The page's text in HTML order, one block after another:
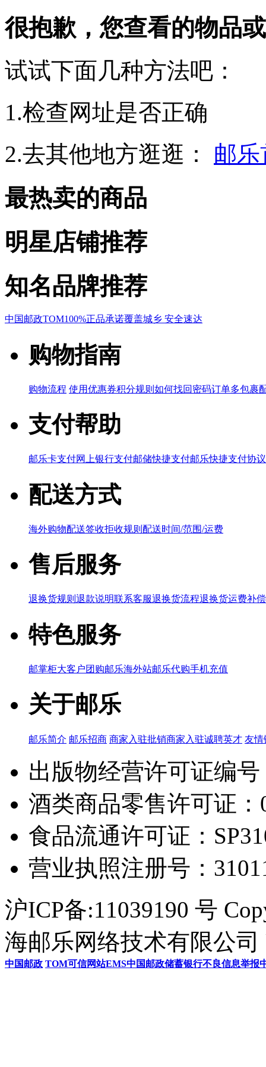
很抱歉，您查看的物品
试试下面几种方法吧：
1.检查网址是否正确
2.去其他地方逛逛：
邮
最热卖的商品
明星店铺推荐
知名品牌推荐
中国邮政TOM100%正品承诺覆盖城乡 安全速达
购物指南
购物流程 使用优惠券积分规则 如何找回密码订单多包裹
支付帮助
邮乐卡支付网上银行支付邮储快捷支付邮乐快捷支付协议
配送方式
海外购物配送签收拒收规则 配送时间/范围/运费
售后服务
退换货规则 退款说明联系客服退换货流程退换货运费补
特色服务
邮掌柜大客户团购邮乐海外站邮乐代购手机充值
关于邮乐
邮乐简介 邮乐招商 商家入驻批销商家入驻诚聘英才 友情
出版物经营许可证编
酒类商品零售许可证：
食品流通许可证：
营业执照注册号：
沪ICP备:11039190 号
海邮乐网络技术有限公司
中国邮政 TOM可信网站EMS中国邮政储蓄银行不良信息举报